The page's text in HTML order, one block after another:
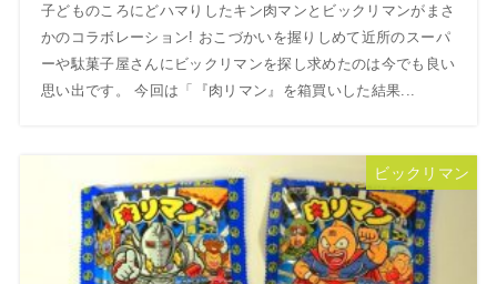
子どものころにどハマりしたキン肉マンとビックリマンがまさ
かのコラボレーション! おこづかいを握りしめて近所のスーパ
ーや駄菓子屋さんにビックリマンを探し求めたのは今でも良い
思い出です。 今回は「『肉リマン』を箱買いした結果...
ビックリマン